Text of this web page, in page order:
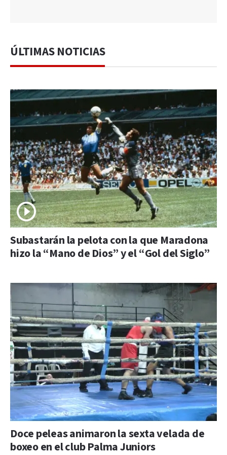
ÚLTIMAS NOTICIAS
Subastarán la pelota con la que Maradona
hizo la “Mano de Dios” y el “Gol del Siglo”
Doce peleas animaron la sexta velada de
boxeo en el club Palma Juniors